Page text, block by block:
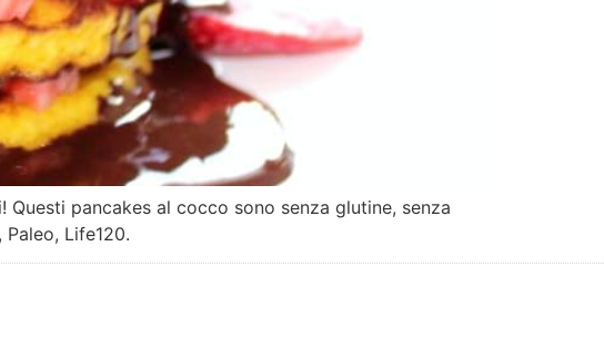
pancakes al cocco sono senza glutine, senza
Life120.